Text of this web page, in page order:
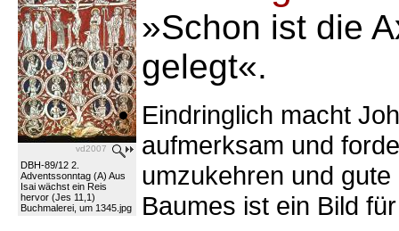
vd2007
DBH-89/12 2.
Adventssonntag (A) Aus
Isai wächst ein Reis
hervor (Jes 11,1)
Buchmalerei, um 1345.jpg
»Schon ist die
gelegt«.
Eindringlich macht
aufmerksam und
umzukehren und
Baumes ist ein Bild